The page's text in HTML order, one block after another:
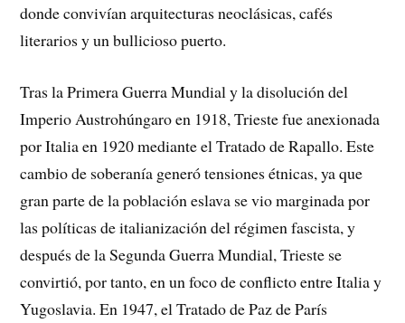
donde convivían arquitecturas neoclásicas, cafés
literarios y un bullicioso puerto.
Tras la Primera Guerra Mundial y la disolución del
Imperio Austrohúngaro en 1918, Trieste fue anexionada
por Italia en 1920 mediante el Tratado de Rapallo. Este
cambio de soberanía generó tensiones étnicas, ya que
gran parte de la población eslava se vio marginada por
las políticas de italianización del régimen fascista, y
después de la Segunda Guerra Mundial, Trieste se
convirtió, por tanto, en un foco de conflicto entre Italia y
Yugoslavia. En 1947, el Tratado de Paz de París